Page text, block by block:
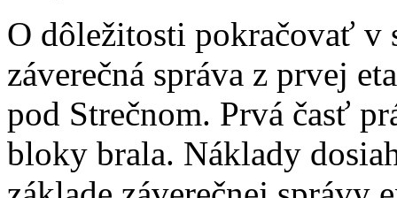
O dôležitosti pokračovať v
záverečná správa z prvej
pod Strečnom. Prvá časť
bloky brala. Náklady